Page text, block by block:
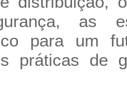
as
para um
práticas de